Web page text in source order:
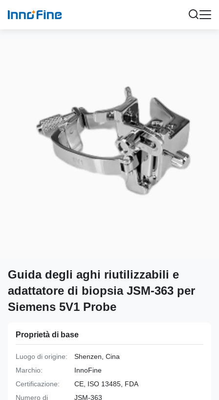
Guida degli aghi riutilizzabili e
adattatore di biopsia JSM-363 per
Siemens 5V1 Probe
Proprietà di base
Luogo di origine:
Shenzen, Cina
Marchio:
InnoFine
Certificazione:
CE, ISO 13485, FDA
Numero di
JSM-363